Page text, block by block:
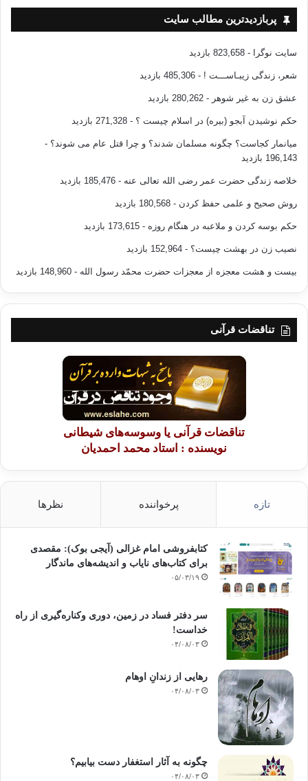
پربازدیدترین مطالب سایت
سایت نوگرا - 823,658 بازدید
شعر، زندگی زیبـاســـت ! - 485,306 بازدید
عشق زن به غیر شوهر - 280,262 بازدید
حکم نوشیدن آبجو (بیره) در اسلام چیست ؟ - 271,328 بازدید
میانمار کجاست؟ چگونه مسلمان شدند؟ و چرا قتل عام می شوند؟ -
196,143 بازدید
خلاصه زندگی حضرت عمر رضی الله تعالی عنه - 185,476 بازدید
روش صحیح و علمی حفظ کردن - 180,568 بازدید
حکم بوسه کردن و ملاعبه در هنگام روزه - 173,615 بازدید
نصیب زن در بهشت چیست؟ - 152,964 بازدید
بیست و هشت معجزه از معجزات حضرت محمّد رسول الله - 148,960 بازدید
تناقضات قرآنی
تناقضات قرآنی یا وسوسه‌های شیطانی
نویسنده : استاد محمد احمدیان
تازه پرخواننده نظرها
کتابفروشی امام غزالی (آیجی بوک): مقصدی
برای کتاب‌های نایاب و اندیشه‌های ماندگار
۰۵/۰۳/۱۹
سر دفتر فساد در زمین‌، دوری وکناره‌گیری از راه
خداست‌!
۰۴/۰۸/۰۳
رهایی از زندانِ اوهام
۰۴/۰۸/۰۳
چگونه به آثار استغفار دست بیابیم؟
۰۴/۰۸/۰۳